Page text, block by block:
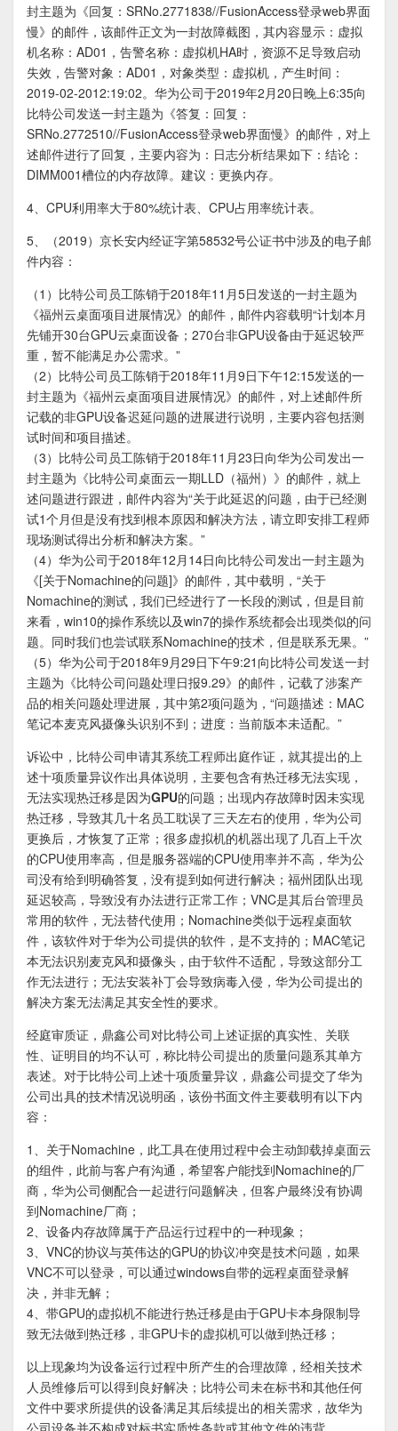
封主题为《回复：SRNo.2771838//FusionAccess登录web界面
慢》的邮件，该邮件正文为一封故障截图，其内容显示：虚拟
机名称：AD01，告警名称：虚拟机HA时，资源不足导致启动
失效，告警对象：AD01，对象类型：虚拟机，产生时间：
2019-02-2012:19:02。华为公司于2019年2月20日晚上6:35向
比特公司发送一封主题为《答复：回复：
SRNo.2772510//FusionAccess登录web界面慢》的邮件，对上
述邮件进行了回复，主要内容为：日志分析结果如下：结论：
DIMM001槽位的内存故障。建议：更换内存。
4、CPU利用率大于80%统计表、CPU占用率统计表。
5、（2019）京长安内经证字第58532号公证书中涉及的电子邮
件内容：
（1）比特公司员工陈销于2018年11月5日发送的一封主题为
《福州云桌面项目进展情况》的邮件，邮件内容载明“计划本月
先铺开30台GPU云桌面设备；270台非GPU设备由于延迟较严
重，暂不能满足办公需求。”
（2）比特公司员工陈销于2018年11月9日下午12:15发送的一
封主题为《福州云桌面项目进展情况》的邮件，对上述邮件所
记载的非GPU设备迟延问题的进展进行说明，主要内容包括测
试时间和项目描述。
（3）比特公司员工陈销于2018年11月23日向华为公司发出一
封主题为《比特公司桌面云一期LLD（福州）》的邮件，就上
述问题进行跟进，邮件内容为“关于此延迟的问题，由于已经测
试1个月但是没有找到根本原因和解决方法，请立即安排工程师
现场测试得出分析和解决方案。”
（4）华为公司于2018年12月14日向比特公司发出一封主题为
《[关于Nomachine的问题]》的邮件，其中载明，“关于
Nomachine的测试，我们已经进行了一长段的测试，但是目前
来看，win10的操作系统以及win7的操作系统都会出现类似的问
题。同时我们也尝试联系Nomachine的技术，但是联系无果。”
（5）华为公司于2018年9月29日下午9:21向比特公司发送一封
主题为《比特公司问题处理日报9.29》的邮件，记载了涉案产
品的相关问题处理进展，其中第2项问题为，“问题描述：MAC
笔记本麦克风摄像头识别不到；进度：当前版本未适配。”
诉讼中，比特公司申请其系统工程师出庭作证，就其提出的上
述十项质量异议作出具体说明， 主要包含有热迁移无法实现，
无法实现热迁移是因为GPU的问题 ；出现内存故障时因未实现
热迁移，导致其几十名员工耽误了三天左右的使用，华为公司
更换后，才恢复了正常；很多虚拟机的机器出现了几百上千次
的CPU使用率高，但是服务器端的CPU使用率并不高，华为公
司没有给到明确答复，没有提到如何进行解决；福州团队出现
延迟较高，导致没有办法进行正常工作；VNC是其后台管理员
常用的软件，无法替代使用；Nomachine类似于远程桌面软
件，该软件对于华为公司提供的软件，是不支持的；MAC笔记
本无法识别麦克风和摄像头，由于软件不适配，导致这部分工
作无法进行；无法安装补丁会导致病毒入侵，华为公司提出的
解决方案无法满足其安全性的要求。
经庭审质证，鼎鑫公司对比特公司上述证据的真实性、关联
性、证明目的均不认可，称比特公司提出的质量问题系其单方
表述。对于比特公司上述十项质量异议，鼎鑫公司提交了华为
公司出具的技术情况说明函，该份书面文件主要载明有以下内
容：
1、关于Nomachine，此工具在使用过程中会主动卸载掉桌面云
的组件，此前与客户有沟通，希望客户能找到Nomachine的厂
商，华为公司侧配合一起进行问题解决，但客户最终没有协调
到Nomachine厂商；
2、设备内存故障属于产品运行过程中的一种现象；
3、VNC的协议与英伟达的GPU的协议冲突是技术问题，如果
VNC不可以登录，可以通过windows自带的远程桌面登录解
决，并非无解；
4、带GPU的虚拟机不能进行热迁移是由于GPU卡本身限制导
致无法做到热迁移，非GPU卡的虚拟机可以做到热迁移；
以上现象均为设备运行过程中所产生的合理故障，经相关技术
人员维修后可以得到良好解决；比特公司未在标书和其他任何
文件中要求所提供的设备满足其后续提出的相关需求，故华为
公司设备并不构成对标书实质性条款或其他文件的违背。